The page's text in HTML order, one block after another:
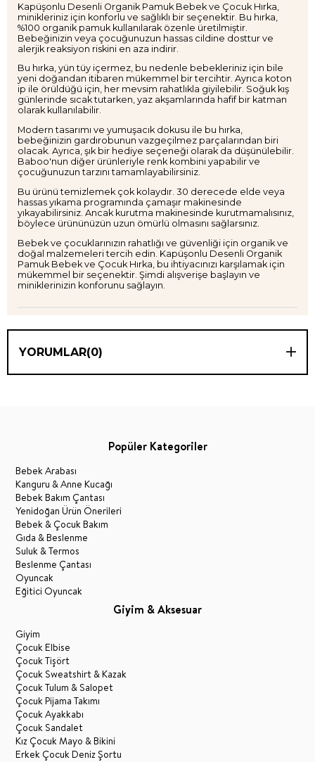
Kapüşonlu Desenli Organik Pamuk Bebek ve Çocuk Hırka,
minikleriniz için konforlu ve sağlıklı bir seçenektir. Bu hırka,
%100 organik pamuk kullanılarak özenle üretilmiştir.
Bebeğinizin veya çocuğunuzun hassas cildine dosttur ve
alerjik reaksiyon riskini en aza indirir.
Bu hırka, yün tüy içermez, bu nedenle bebekleriniz için bile
yeni doğandan itibaren mükemmel bir tercihtir. Ayrıca koton
ip ile örüldüğü için, her mevsim rahatlıkla giyilebilir. Soğuk kış
günlerinde sıcak tutarken, yaz akşamlarında hafif bir katman
olarak kullanılabilir.
Modern tasarımı ve yumuşacık dokusu ile bu hırka,
bebeğinizin gardırobunun vazgeçilmez parçalarından biri
olacak. Ayrıca, şık bir hediye seçeneği olarak da düşünülebilir.
Baboo'nun diğer ürünleriyle renk kombini yapabilir ve
çocuğunuzun tarzını tamamlayabilirsiniz.
Bu ürünü temizlemek çok kolaydır. 30 derecede elde veya
hassas yıkama programında çamaşır makinesinde
yıkayabilirsiniz. Ancak kurutma makinesinde kurutmamalısınız,
böylece ürününüzün uzun ömürlü olmasını sağlarsınız.
Bebek ve çocuklarınızın rahatlığı ve güvenliği için organik ve
doğal malzemeleri tercih edin. Kapüşonlu Desenli Organik
Pamuk Bebek ve Çocuk Hırka, bu ihtiyacınızı karşılamak için
mükemmel bir seçenektir. Şimdi alışverişe başlayın ve
miniklerinizin konforunu sağlayın.
YORUMLAR(0)
Popüler Kategoriler
Bebek Arabası
Kanguru & Anne Kucağı
Bebek Bakım Çantası
Yenidoğan Ürün Önerileri
Bebek & Çocuk Bakım
Gıda & Beslenme
Suluk & Termos
Beslenme Çantası
Oyuncak
Eğitici Oyuncak
Giyim & Aksesuar
Giyim
Çocuk Elbise
Çocuk Tişört
Çocuk Sweatshirt & Kazak
Çocuk Tulum & Salopet
Çocuk Pijama Takımı
Çocuk Ayakkabı
Çocuk Sandalet
Kız Çocuk Mayo & Bikini
Erkek Çocuk Deniz Şortu